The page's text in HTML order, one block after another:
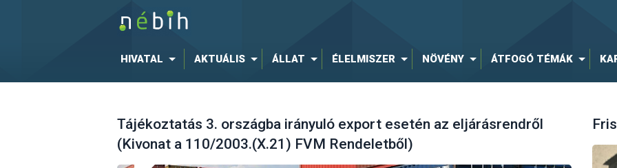
HIVATAL AKTUÁLIS ÁLLAT ÉLELMISZER NÖVÉNY ÁTFOGÓ TÉMÁK
Tájékoztatás 3. országba irányuló export esetén az eljárásrendről
(Kivonat a 110/2003.(X.21) FVM Rendeletből)